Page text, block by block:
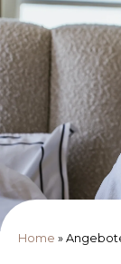
Home »